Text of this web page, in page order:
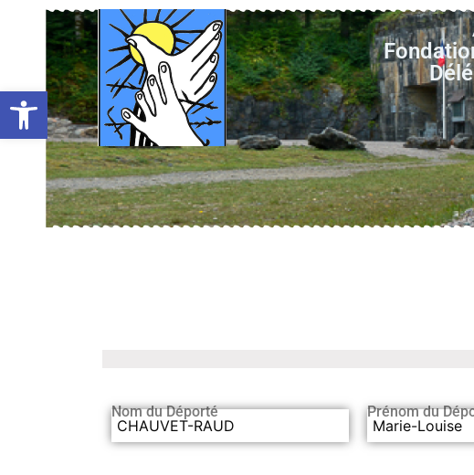
Ouvrir la barre d’outils
Nom du Déporté
CHAUVET-RAUD
Prénom du
Marie-Louise